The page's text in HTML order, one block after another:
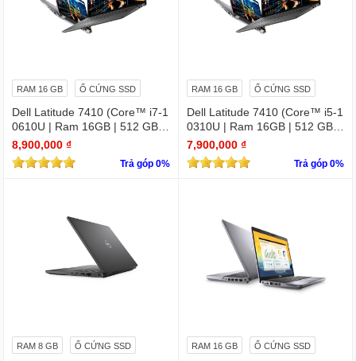
RAM 16 GB Ổ CỨNG SSD
Dell Latitude 7410 (Core™ i7-1
0610U | Ram 16GB | 512 GB S
SD | 14.0inch FHD) 2 in 1 cảm
ứng
8,900,000 ₫
Trả góp 0%
RAM 16 GB Ổ CỨNG SSD
Dell Latitude 7410 (Core™ i5-1
0310U | Ram 16GB | 512 GB S
SD | 14.0inch FHD) 2 in 1 cảm
ứng
7,900,000 ₫
Trả góp 0%
RAM 8 GB Ổ CỨNG SSD RAM 16 GB Ổ CỨNG SSD